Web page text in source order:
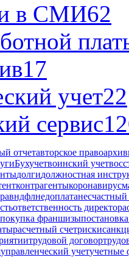
в СМИ62
17
учет22
сервис
отчетавторское право
Бухучетвоинский учет
долгидолжностная
контрагентыкоронавирус
ндфлнедоплатанесчастный
ответственность директора
покупка франшизы
расчетный счетриски
трудовой договор
управленческий учетучетные